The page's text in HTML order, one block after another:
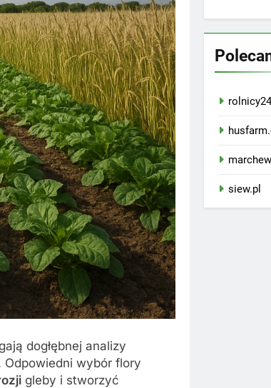
dogłębnej analizy
wybór flory
gleby i stworzyć
siew.pl